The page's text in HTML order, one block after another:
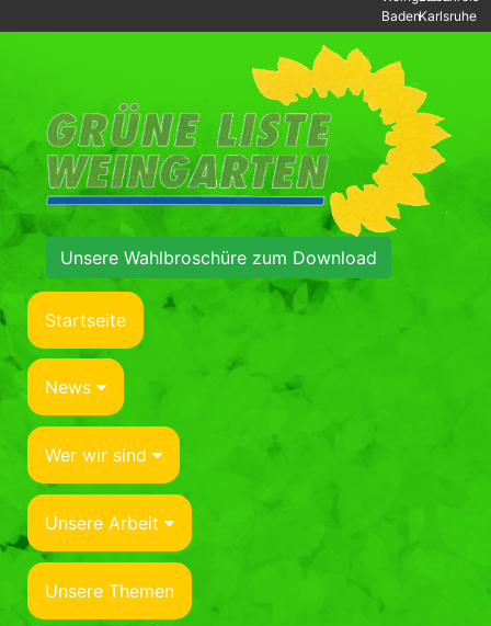
BadenKarlsruhe
Unsere Wahlbroschüre zum Download
Startseite
News
Wer wir sind
Unsere Arbeit
Unsere Themen